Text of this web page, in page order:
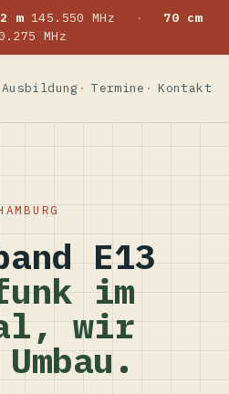
2 m145.550 MHz ·
70 cm
MHz
Ausbildung Termine Kontakt
E13
im
wir